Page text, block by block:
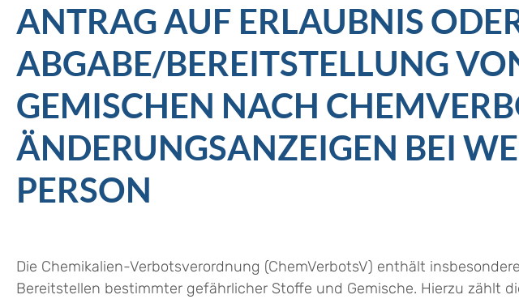
ANTRAG AUF ERLAUBNIS
ABGABE/BEREITSTELLUNG
GEMISCHEN NACH
ÄNDERUNGSANZEIGEN BEI
PERSON
Die Chemikalien-Verbotsverordnung (ChemVerbotsV) enthält
Bereitstellen bestimmter gefährlicher Stoffe und Gemische. Hierzu zählt